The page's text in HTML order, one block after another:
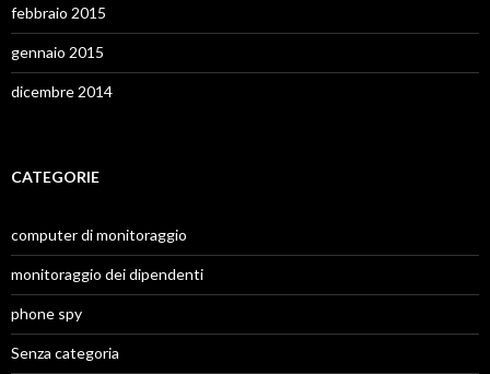
febbraio 2015
gennaio 2015
dicembre 2014
CATEGORIE
computer di monitoraggio
monitoraggio dei dipendenti
phone spy
Senza categoria